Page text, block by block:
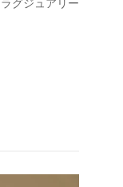
グジュアリー